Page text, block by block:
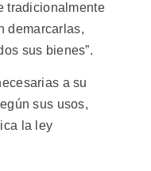
tradicionalmente
demarcarlas,
sus bienes”.
a su
sus usos,
la ley